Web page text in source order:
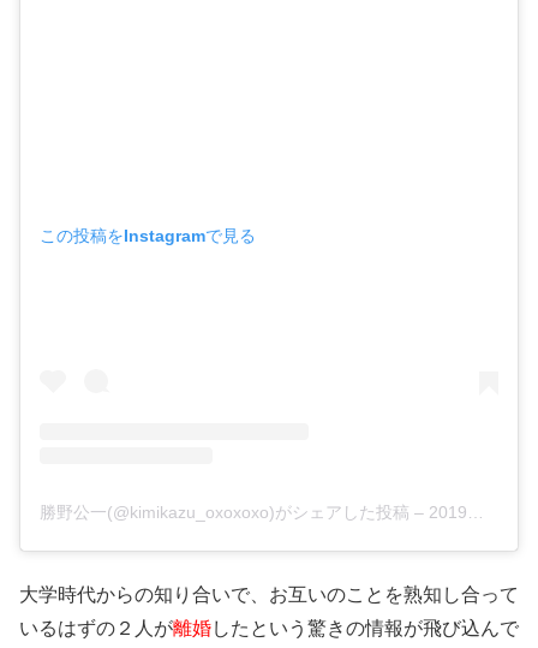
この投稿をInstagramで見る
勝野公一(@kimikazu_oxoxoxo)がシェアした投稿 – 2019年 3月月28日午後12時56分PDT
大学時代からの知り合いで、お互いのことを熟知し合って
いるはずの２人が離婚したという驚きの情報が飛び込んで